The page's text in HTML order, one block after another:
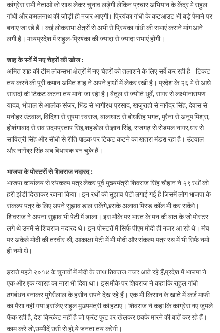
कांग्रेस सभी नेताओं को साथ लेकर चुनाव लड़ेगी लेकिन प्रचार अभियान के केंद्र में राहुल
गांधी और कमलनाथ की जोड़ी ही नजर आएगी। प्रियंका गांधी के कटआउट भी बड़े पैमाने पर
बनाए जा रहे हैं। कई लोकसभा क्षेत्रों से अभी से प्रियंका गांधी की सभाएं कराने मांग आने
लगी है। मध्यप्रदेश में राहुल-प्रियंका की ज्यादा से ज्यादा सभाएं होंगी।
शाह के सर्वे में नए चेहरों की खोज :
अमित शाह की टीम लोकसभा क्षेत्रों में नए चेहरों को तलाशने के लिए सर्वे कर रही है। टिकट
तय करने की पूरी कमान अमित शाह ने अपने हाथों में लेकर रखी है। प्रदेश के २६ में से आधे
सांसदों की टिकट कटना तय मानी जा रही है। बैतूल से ज्योति धुर्वे, सागर से लक्ष्मीनारायण
यादव, भोपाल से आलोक संजर, भिंड से भागीरथ प्रसाद, खजुराहो से नागेंद्र सिंह, देवास से
मनोहर उंटवाल, विदिशा से सुषमा स्वराज, बालाघाट से बोधसिंह भगत, मुरैना से अनूप मिश्रा,
होशंगाबाद से राव उदयप्रताप सिंह,शहडोल से ज्ञान सिंह, राजगढ़ से रोडमल नागर,धार से
सावित्री सिंह और सीधी से रीति पाठक पर टिकट कटने का खतरा मंडरा रहा है। उंटवाल
और नागेंद्र सिंह अब विधायक बन चुके हैं।
भाजपा के पोस्टरों से शिवराज नदारद :
भाजपा कार्यालय से संपकल्प पत्र लेकर पूर्व मुख्यमंत्री शिवराज सिंह चौहान ने २९ रथों को
हरी झंडी दिखाकर रवाना किया। इन रथों की सुझाव पेटी लगाई गई है जिसमें लोग भाजपा के
संकल्प पत्र के लिए अपने सुझाव डाल सकेंगे,इसके अलावा मिस्ड कॉल भी कर सकेंगे।
शिवराज ने अपना सुझाव भी पेटी में डाला। इस मौके पर भारत के मन की बात के जो पोस्टर
लगे थे उनमें से शिवराज नदारद थे। इन पोस्टरों में सिर्फ पीएम मोदी ही नजर आ रहे थे। मंच
पर अकेले मोदी की तस्वीर थी, आंकाक्षा पेटी में भी मोदी और संकल्प पत्र रथ में भी सिर्फ नमो
ही नमो थे।
इससे पहले २०१४ के चुनावों में मोदी के साथ शिवराज नजर आते रहे हैं,प्रदेश में भाजपा ने
एक और एक ग्यारह का नारा भी दिया था। इस मौके पर शिवराज ने कहा कि राहुल गांधी
ठगबंधन बनाकर मुंगेरीलाल के हसीन सपने देख रहे हैं। एक भी किसान के खाते में कर्ज माफी
का पैसा नहीं गया इसलिए राहुल मुख्यमंत्री को हटाएं। शिवराज ने कहा कि कांग्रेस नए जुमले
फेंक रही है, देश क्रिकेट नहीं है जो फ्रंट फुट पर खेलकर छक्के मारने की बातें कर रहे हैं।
काम करे जो,उम्मीदें उसी से हो,ये जनता तय करेगी।